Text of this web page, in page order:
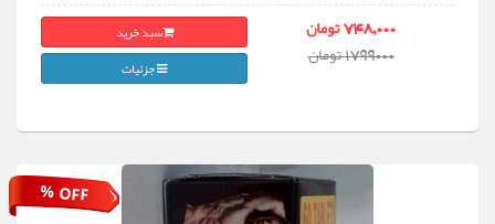
748,000 تومان
1799000 تومان
سبد خرید
جزئیات
% OFF